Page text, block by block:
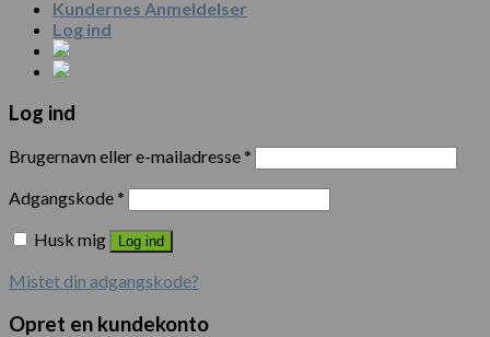
Kundernes Anmeldelser
Log ind
Log ind
Brugernavn eller e-mailadresse*
Adgangskode*
Husk mig
Log ind
Mistet din adgangskode?
Opret en kundekonto